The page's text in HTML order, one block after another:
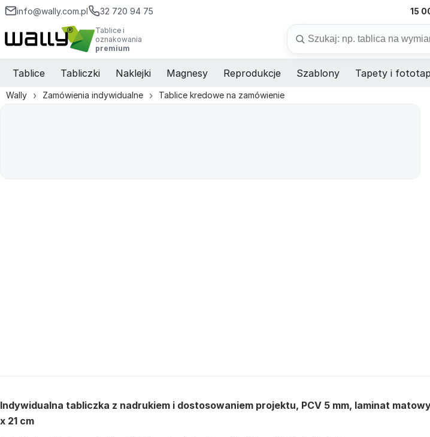
info@wally.com.pl 32 720 94 75 15
Tablice i
oznakowania
premium
Tablice Tabliczki Naklejki Magnesy Reprodukcje Szablony Tapety i
Wally Zamówienia indywidualne Tablice kredowe na zamówienie
Indywidualna tabliczka z nadrukiem i dostosowaniem projektu, PCV 5 mm, laminat
x 21 cm